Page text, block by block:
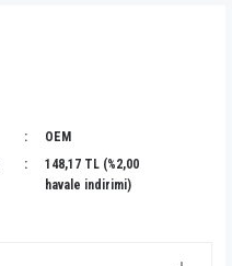
OEM
148,17 TL (%2,00
havale indirimi)